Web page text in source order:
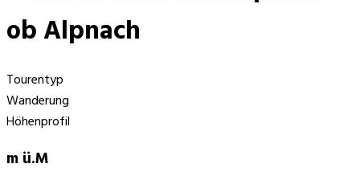
ob Alpnach
Tourentyp
Wanderung
Höhenprofil
m ü.M